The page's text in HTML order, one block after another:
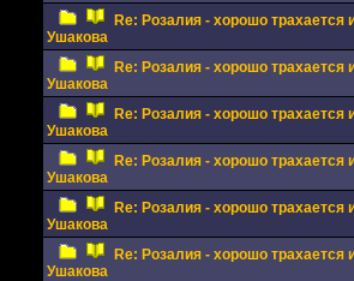
Re: Розалия - хорошо
Ушакова
Re: Розалия - хорошо
Ушакова
Re: Розалия - хорошо
Ушакова
Re: Розалия - хорошо
Ушакова
Re: Розалия - хорошо
Ушакова
Re: Розалия - хорошо
Ушакова